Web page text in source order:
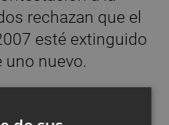
rechazan que el
esté extinguido
uno nuevo.
Aguas establece